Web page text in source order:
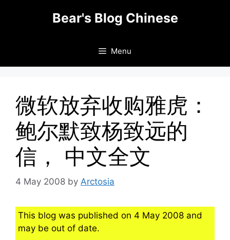
Bear's Blog Chinese
Menu
微软放弃收购雅虎：
鲍尔默致杨致远的
信， 中文全文
4 May 2008 by Arctosia
This blog was published on 4 May 2008 and
may be out of date.